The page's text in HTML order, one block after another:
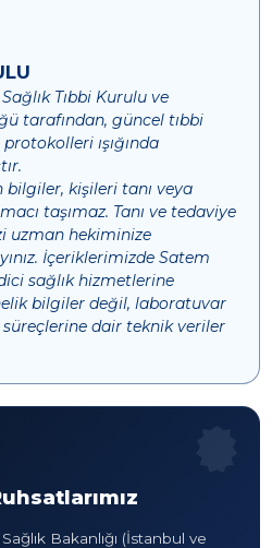
Tıbbi Kurulu ve
tarafından, güncel tıbbi
ışığında
bilgiler, kişileri tanı veya
taşımaz. Tanı ve tedaviye
uzman hekiminize
İçeriklerimizde Satem
sağlık hizmetlerine
bilgiler değil, laboratuvar
dair teknik veriler
Bakanlığı (İstanbul ve